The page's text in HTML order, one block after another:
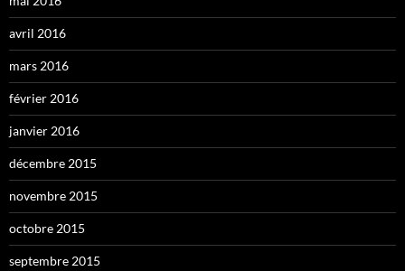
avril 2016
mars 2016
février 2016
janvier 2016
décembre 2015
novembre 2015
octobre 2015
septembre 2015